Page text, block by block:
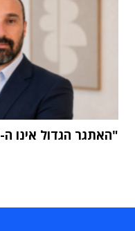
"האתגר הגדול אינו ה-AI אלא הטמעתה בארגון"